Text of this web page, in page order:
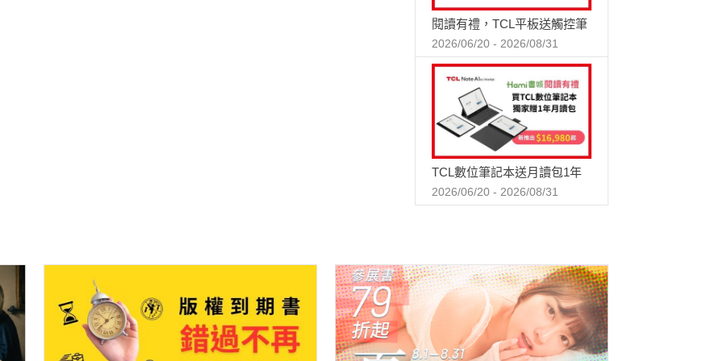
閱讀有禮，TCL平板送觸控筆
2026/06/20 - 2026/08/31
TCL數位筆記本送月讀包1年
2026/06/20 - 2026/08/31